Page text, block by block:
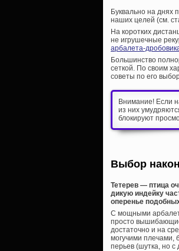
Буквально на днях
наших целей (см.
На коротких
не игрушечные
арбалета-
Большинство
сеткой. По своим
советы по его
Внимание! Если
из них
блокируют
Выбор
Тетерев — птица
дикую индейку
оперенье
С мощными
просто
достаточно и на
могучими плечами,
перьев (шутка, но с